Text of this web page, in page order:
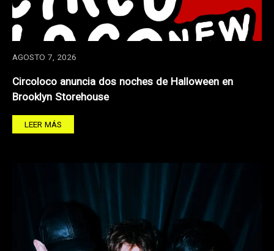
AGOSTO 7, 2026
Circoloco anuncia dos noches de Halloween en
Brooklyn Storehouse
LEER MÁS